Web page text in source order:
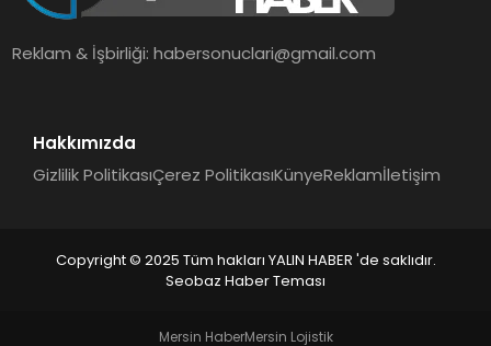
Reklam & İşbirliği:habersonuclari@gmail.com
Hakkımızda
Gizlilik PolitikasıÇerez PolitikasıKünyeReklamİletişim
Copyright © 2025 Tüm hakları YALIN HABER 'de saklıdır.
Seobaz Haber Teması
Mersin HaberMersin Lojistik